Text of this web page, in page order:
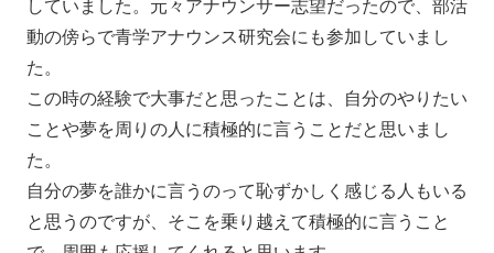
動の傍らで青学アナウンス研究会にも参加していまし
た。
この時の経験で大事だと思ったことは、自分のやりたい
ことや夢を周りの人に積極的に言うことだと思いまし
た。
自分の夢を誰かに言うのって恥ずかしく感じる人もいる
と思うのですが、そこを乗り越えて積極的に言うこと